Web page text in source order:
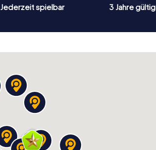
Jederzeit spielbar 3 Jahre gültig